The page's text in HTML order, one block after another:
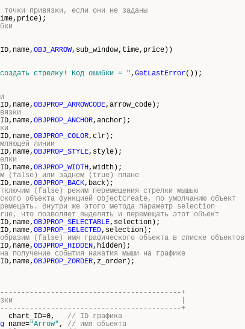
привязки, если они не заданы
OBJ_ARROW,sub_window,time,price))
стрелку! Код ошибки = ", GetLastError());
OBJPROP_ARROWCODE,arrow_code);
OBJPROP_ANCHOR,anchor);
OBJPROP_COLOR,clr);
линии
OBJPROP_STYLE,style);
OBJPROP_WIDTH,width);
(false) или заднем (true) плане
OBJPROP_BACK,back);
(false) режим перемещения стрелки мышью
объекта функцией ObjectCreate, по умолчанию объект
Внутри же этого метода параметр selection
что позволяет выделять и перемещать этот объект
OBJPROP_SELECTABLE,selection);
OBJPROP_SELECTED,selection);
(false) имя графического объекта в списке объектов
OBJPROP_HIDDEN,hidden);
получение события нажатия мыши на графике
OBJPROP_ZORDER,z_order);
+
точку привязки |
+
chart_ID=0, // ID графика
name="Arrow", // имя объекта